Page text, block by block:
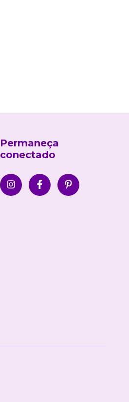
Permaneça
conectado